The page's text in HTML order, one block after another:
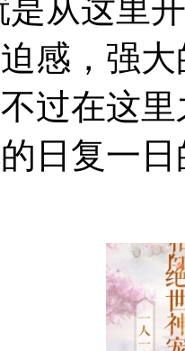
是从这里
感，强
过在这
日复一